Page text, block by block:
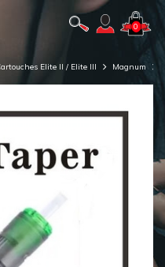
0
Cartouches Elite II / Elite III Magnum